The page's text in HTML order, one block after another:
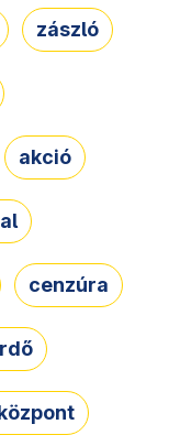
zászló
akció
cenzúra